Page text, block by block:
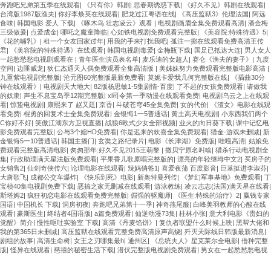
奔跑吧兄弟第五季在线观看| 《只有你》韩剧 | 思春期诱惑下载| 《好久不见》韩剧在线观看|
台湾版1987版渔夫| 你好李焕英在线观看| 肥龙过江粤语在线| 《高压监狱3》伦理法国| 阿远
食味| 韩国电影 爱人 下载| 《啄木鸟:壮志凌云》观看 | 电视剧画眉全集免费观看高清| 潘金梅
三级做爰| 点爱成金| 哪吒之魔童降临| 心如铁电视剧免费观看完整版| 《美容院:特殊待遇》5|
《花的哺乳》 | 租一个女友回家过年| 用我的手来打扰我吧| 孤注一掷在线观看免费高清王传
君| 《美容院的特殊待遇》在线观看| 韩国电视剧毒爱| 金梅瓶下载| 国足已抵达大连| 男人女人
一起愁愁愁电视剧观看在 | 青年医生演员表名单| 麦乐迪的女超人 | 赛仑《渔夫的妻子》 | 九度
空间| 边陲威龙| 狄仁杰通天人偶免费观看全集高清版 | 美姊妹努力免费观看完整版电影高清 |
九重紫电视剧完整版| 沧元图60完整版最新免费看| 莫妮卡爱我几何完整版在线|
《插曲30分
钟在线观看》 | 电视剧天大地大| 82版杨思敏1-5集剧情-百度| 了不起的女孩免费观看| 请做我
的奴隶| 声生不息宝岛季12期完整版| xl司令第一季动漫在线观看免费| 电视剧乌云之上在线观
看|惊蛰电视剧 | 康熙来了 赵又廷| 京香| 斗破苍穹45全集免费| 女的代价|
《渣女》电影在线观
看免费| 棍勇的回复术士全集免费观看| 金银悔1一5普通话| 黄土高天电视剧 | 小东西我们两个
C你好不好| 笑傲江湖东方卫视直播| 战狼6欧式少女全部视频| 业火的向日葵下载| 课中记忆电
影免费观看完整版| 公与3个媳HD免费看| 你是迟来的欢喜全集免费观看| 猎金·游戏未删减| 新
金银悔5一10普通话| 韩国主播门| 玄奘之路纪录片| 电影《长津湖》免费版| 哇嘎高清| 姑娘免
费观看完整版高清电影| 匆匆那年:好久不见2015王萌黎 | 撒贝宁原名叫啥| 猎杀行动电视剧全
集| 行政助理满天星法版免费观看| 平果香儿歌原唱完整版的| 漂亮的年轻继坶中文2| 买房子的
女销售2| 仙剑奇侠传六| 论理电影在线观看| 辣妈俏爸1 | 喜爱夜蒲 百度影音| 巨茎挺进李淑芬|
大唐歌飞| 成都公交车爆炸| 《快乐到死》电影| 新奥特曼列传| 《梦幻军事基地》免费观看| 丁
宝桢40集电视剧免费下载| 恶搞之家无删减在线观看| 游泳教练| 凌云志志(法国)满天星在线看|
斯塔姆2| 疯狂初恋电影在线观看免费完整版| 倔强的驱魔师| 《医生:特殊的治疗》2| 赢钱专家
国语| 中国机长 下载| 洞房初夜| 奔跑吧兄弟第十一季| 神奇燕尾服| 白峰美羽教师的心酸在线
观看| 豪斯医生| 终结者4国语版| a篇免费观看| 仙逆动漫73集| 桂林小张| 意大利电影《贵妇的
觉醒》简介| 慢性呕吐实验室 下载| 高清《丹麦馅饼》 | 复仇者联盟什么时候上映| 黑帮大佬和
我的第365日未删减| 高压监狱在线观看完整免费高清原声高烧| 歼灭天际线日韩版最新消息 |
剧组的故事| 高清生命树| 女王之刃哪集最h| 通州区| 《总统夫人》星克莱尔全电影| 借种完整
版|怪异在线观看| 慈禧的秘密生活下载| 潜伏完整版电视剧免费观看| 男女在一起愁愁愁电视